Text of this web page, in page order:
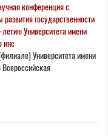
конференция с
государственности
Университета имени
инс
Университета имени